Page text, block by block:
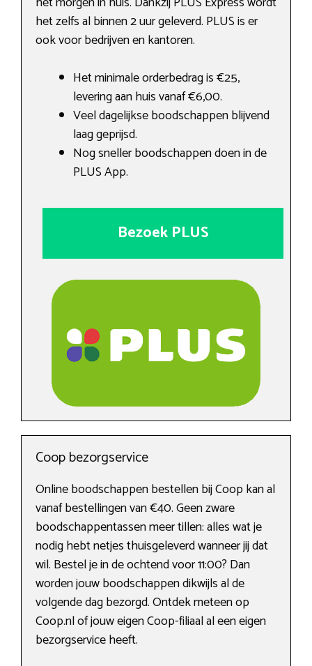
het zelfs al binnen 2 uur geleverd. PLUS is er
ook voor bedrijven en kantoren.
Het minimale orderbedrag is €25,
levering aan huis vanaf €6,00.
Veel dagelijkse boodschappen blijvend
laag geprijsd.
Nog sneller boodschappen doen in de
PLUS App.
Bezoek PLUS
Coop bezorgservice
Online boodschappen bestellen bij Coop kan al
vanaf bestellingen van €40. Geen zware
boodschappentassen meer tillen: alles wat je
nodig hebt netjes thuisgeleverd wanneer jij dat
wil. Bestel je in de ochtend voor 11:00? Dan
worden jouw boodschappen dikwijls al de
volgende dag bezorgd. Ontdek meteen op
Coop.nl of jouw eigen Coop-filiaal al een eigen
bezorgservice heeft.